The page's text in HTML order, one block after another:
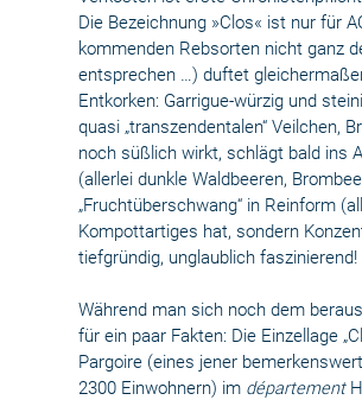
Die Bezeichnung »Clos« ist nur für
kommenden Rebsorten nicht ganz
entsprechen …) duftet
Entkorken: Garrigue-würzig und
quasi „transzendentalen“ Veilchen,
noch süßlich wirkt, schlägt bald ins
(allerlei dunkle Waldbeeren,
„Fruchtüberschwang“ in Reinform
Kompottartiges hat, sondern
tiefgründig, unglaublich faszinierend!
Während man sich noch dem
für ein paar Fakten: Die Einzellage
Pargoire (eines jener
2300 Einwohnern) im département